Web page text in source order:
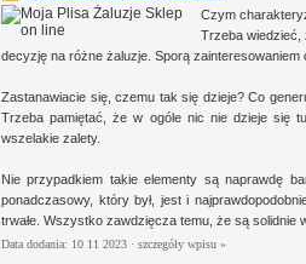
Czym
Trzeba wiedzieć,
decyzję na różne żaluzje. Sporą
Zastanawiacie się, czemu tak się dzieje? Co
Trzeba pamiętać, że w ogóle nic nie dzieje się
wszelakie zalety.
Nie przypadkiem takie elementy są naprawdę
ponadczasowy, który był, jest i
trwałe. Wszystko zawdzięcza temu, że są solidnie
Data dodania: 10 11 2023 · szczegóły wpisu »